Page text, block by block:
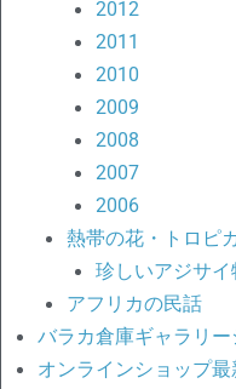
2012
2011
2010
2009
2008
2007
2006
熱帯の花・トロピ
珍しいアジサイ
アフリカの民話
バラカ倉庫ギャラリー
オンラインショップ最